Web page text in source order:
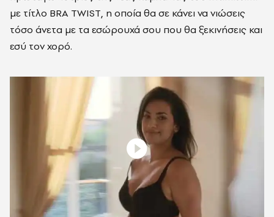
με τίτλο BRA TWISΤ, η οποία θα σε κάνει να νιώσεις
τόσο άνετα με τα εσώρουχά σου που θα ξεκινήσεις και
εσύ τον χορό.